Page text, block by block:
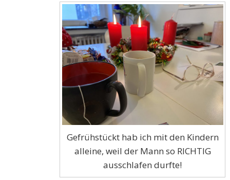
Gefrühstückt hab ich mit den Kindern
alleine, weil der Mann so RICHTIG
ausschlafen durfte!